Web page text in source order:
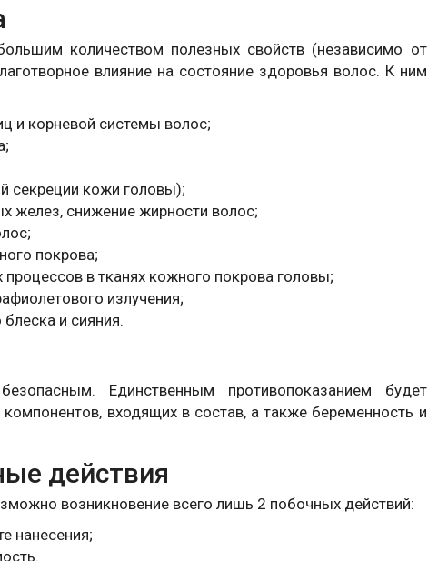
количеством полезных свойств (независимо от
влияние на состояние здоровья волос. К ним
и корневой системы волос;
секреции кожи головы);
желез, снижение жирности волос;
покрова;
в тканях кожного покрова головы;
излучения;
и сияния.
Единственным противопоказанием будет
входящих в состав, а также беременность и
действия
возникновение всего лишь 2 побочных действий:
нанесения;